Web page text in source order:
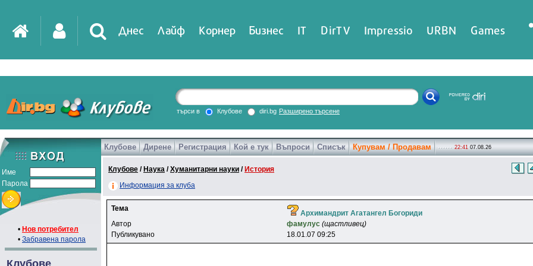
Днес Лайф Корнер Бизнес IT DirTV Impressio URBN Games
търси в Клубове diri.bg Разширено търсене
Име
Парола
• Нов потребител
• Забравена парола
Клубове
Клубове Дирене Регистрация Кой е тук Въпроси Списък Купувам / Продавам 22:41 07.08.26
Клубове / Наука /Хуманитарни науки / История
Информация за клуба
Тема
Архимандрит Агатангел Богориди
Автор
фaмyлyc (щастливец)
Публикувано
18.01.07 09:25